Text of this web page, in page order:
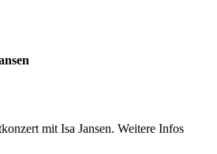
mit Isa Jansen. Weitere Infos